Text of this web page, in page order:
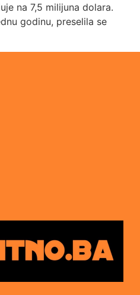
na 7,5 milijuna dolara.
godinu, preselila se